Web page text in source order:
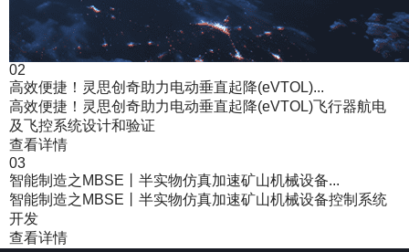
02
高效便捷！灵思创奇助力电动垂直起降(eVTOL)...
高效便捷！灵思创奇助力电动垂直起降(eVTOL)飞行器航电
及飞控系统设计和验证
查看详情
03
智能制造之MBSE丨半实物仿真加速矿山机械设备...
智能制造之MBSE丨半实物仿真加速矿山机械设备控制系统
开发
查看详情